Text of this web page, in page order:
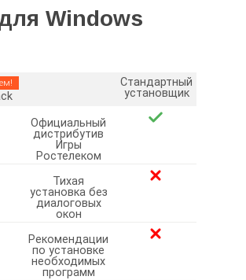
Windows
Стандартный
установщик
Официальный
дистрибутив
Игры
Ростелеком
Тихая
установка без
диалоговых
окон
Рекомендации
по установке
необходимых
программ